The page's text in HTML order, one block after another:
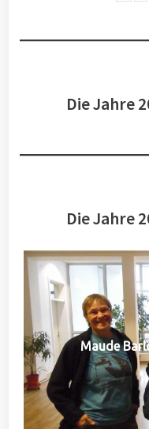
Die Jahre
Die Jahre
Maude